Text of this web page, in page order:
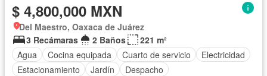
$ 4,800,000 MXN
Del Maestro, Oaxaca de Juárez
3 Recámaras
2 Baños
221 m²
Agua
Cocina equipada Cuarto de servicio
Electricidad
Estacionamiento
Jardín
Despacho